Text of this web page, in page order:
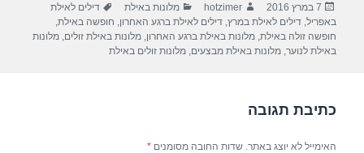
e
b
k
s
A
gr
a
e
פורסם
בתאריך
7 במרץ 2016 מחבר
hotzimer קטגוריות
מלונות באילת תגיות
דילים לאילת
באפריל,דילים לאילת במרץ,דילים לאילת ברגע האחרון, חופשה באילת,
חופשה זולה באילת,מלונות באילת ברגע האחרון,מלונות באילת זולים,מלונות
באילת לנוער,מלונות באילת מבצעים,מלונות זולים באילת
כתיבת תגובה
האימייל לא יוצג באתר. שדות החובה מסומנים*